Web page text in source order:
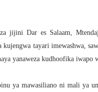
jijini Dar es Salaam,
kujengwa tayari imewashwa,
yanaweza kudhoofika
ya mawasiliano ni mali ya